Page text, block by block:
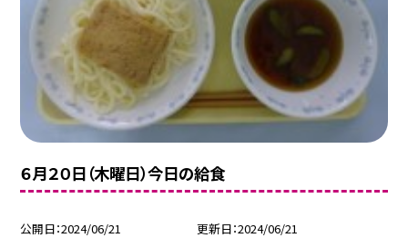
６月２０日（木曜日）今日の給食
公開日 2024/06/21 更新日 2024/06/21